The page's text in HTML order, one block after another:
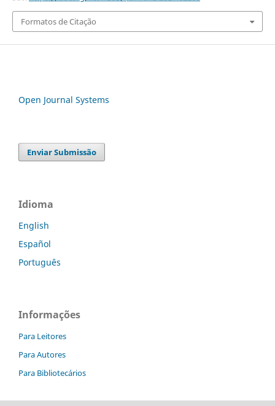
Formatos de Citação
Open Journal Systems
Enviar Submissão
Idioma
English
Español
Português
Informações
Para Leitores
Para Autores
Para Bibliotecários